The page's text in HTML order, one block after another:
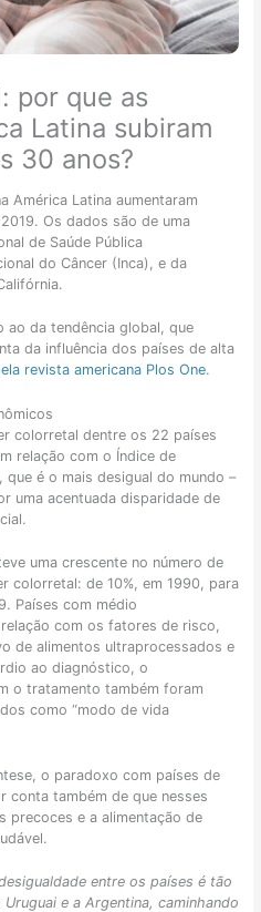
por que as
Latina subiram
30 anos?
América Latina aumentaram
Os dados são de uma
de Saúde Pública
do Câncer (Inca), e da
da tendência global, que
da influência dos países de alta
revista americana Plos One.
colorretal dentre os 22 países
relação com o Índice de
que é o mais desigual do mundo –
uma acentuada disparidade de
uma crescente no número de
colorretal: de 10%, em 1990, para
Países com médio
com os fatores de risco,
de alimentos ultraprocessados e
ao diagnóstico, o
o tratamento também foram
como “modo de vida
o paradoxo com países de
conta também de que nesses
precoces e a alimentação de
entre os países é tão
e a Argentina, caminhando
f
r
i
p
o
s
s
í
e
l
t
t
a
r
?
m
o
a
d
a
p
t
a
c
u
i
d
o
o
c
e
l
o
r
a
?